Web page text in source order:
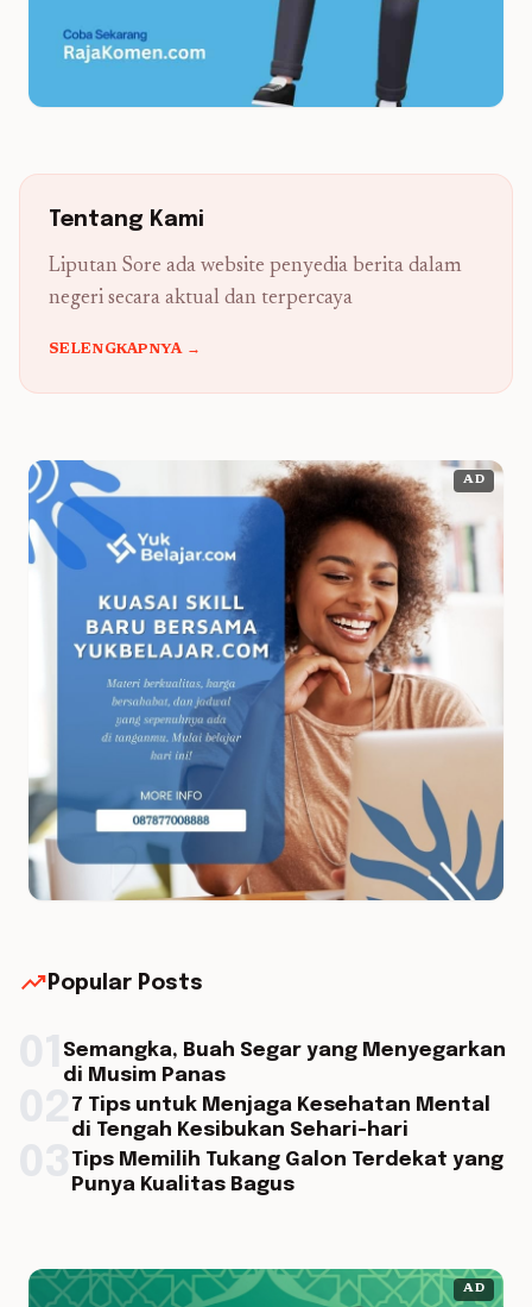
Tentang Kami
Liputan Sore ada website penyedia berita dalam
negeri secara aktual dan terpercaya
SELENGKAPNYA →
AD
trending_up Popular Posts
Semangka, Buah Segar yang Menyegarkan
di Musim Panas
7 Tips untuk Menjaga Kesehatan Mental
di Tengah Kesibukan Sehari-hari
Tips Memilih Tukang Galon Terdekat yang
Punya Kualitas Bagus
AD